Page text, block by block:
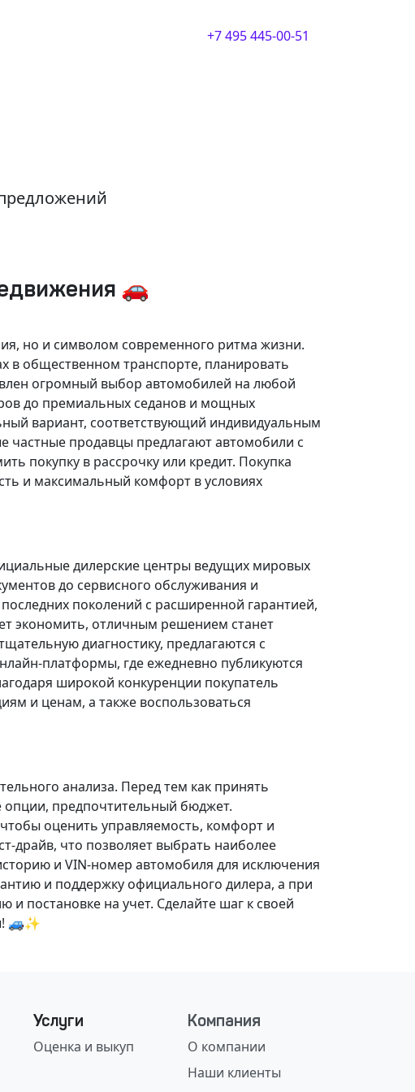
+7 495 445-00-51
🚗
но и символом современного ритма жизни.
в общественном транспорте, планировать
огромный выбор автомобилей на любой
до премиальных седанов и мощных
вариант, соответствующий индивидуальным
продавцы предлагают автомобили с
покупку в рассрочку или кредит. Покупка
и максимальный комфорт в условиях
дилерские центры ведущих мировых
до сервисного обслуживания и
поколений с расширенной гарантией,
экономить, отличным решением станет
диагностику, предлагаются с
платформы, где ежедневно публикуются
широкой конкуренции покупатель
и ценам, а также воспользоваться
анализа. Перед тем как принять
опции, предпочтительный бюджет.
оценить управляемость, комфорт и
драйв, что позволяет выбрать наиболее
и VIN-номер автомобиля для исключения
и поддержку официального дилера, а при
постановке на учет. Сделайте шаг к своей
🚙✨
Услуги
Оценка и выкуп
Компания
О компании
Наши клиенты